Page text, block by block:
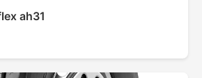
ah31